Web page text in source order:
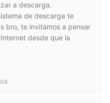
a descarga.
de descarga te
bro, te invitamos a pensar
desde que la